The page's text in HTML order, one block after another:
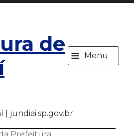
de ≡ Menu
| jundiai.sp.gov.br